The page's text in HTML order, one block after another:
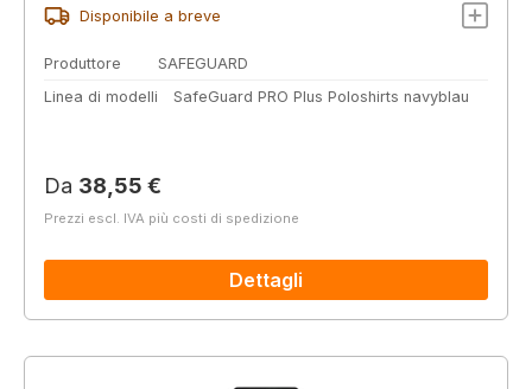
Disponibile a breve
Produttore
SAFEGUARD
Linea di modelli
SafeGuard PRO Plus Poloshirts navyblau
Prezzo normale:
Da 38,55 €
Prezzi escl. IVA più costi di spedizione
Dettagli